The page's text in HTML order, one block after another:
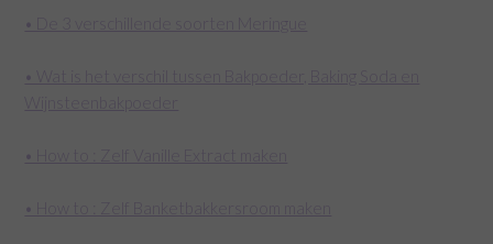
• De 3 verschillende soorten Meringue
• Wat is het verschil tussen Bakpoeder, Baking Soda en
• How to : Zelf Vanille Extract maken
• How to : Zelf Banketbakkersroom maken